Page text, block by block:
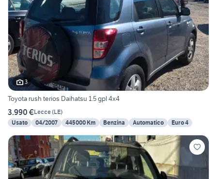
3
Toyota rush terios Daihatsu 1.5 gpl 4x4
3.990 €Lecce(LE)
Usato
04/2007 445000 Km Benzina Automatico Euro 4